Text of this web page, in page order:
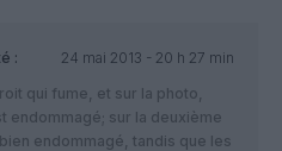
:
24 mai 2013 - 20 h 27 min
qui fume, et sur la photo,
endommagé; sur la deuxième
endommagé, tandis que les